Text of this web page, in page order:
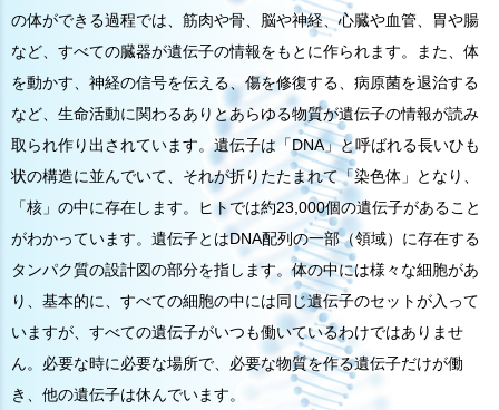
の体ができる過程では、筋肉や骨、脳や神経、心臓や血管、胃や腸
など、すべての臓器が遺伝子の情報をもとに作られます。また、体
を動かす、神経の信号を伝える、傷を修復する、病原菌を退治する
など、生命活動に関わるありとあらゆる物質が遺伝子の情報が読み
取られ作り出されています。遺伝子は「DNA」と呼ばれる長いひも
状の構造に並んでいて、それが折りたたまれて「染色体」となり、
「核」の中に存在します。ヒトでは約23,000個の遺伝子があること
がわかっています。遺伝子とはDNA配列の一部（領域）に存在する
タンパク質の設計図の部分を指します。体の中には様々な細胞があ
り、基本的に、すべての細胞の中には同じ遺伝子のセットが入って
いますが、すべての遺伝子がいつも働いているわけではありませ
ん。必要な時に必要な場所で、必要な物質を作る遺伝子だけが働
き、他の遺伝子は休んでいます。